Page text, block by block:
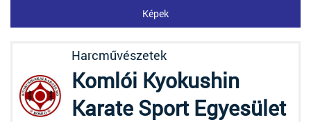
Képek
Harcművészetek
Komlói Kyokushin
Karate Sport Egyesület